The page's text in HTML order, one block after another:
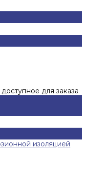
для заказа
изоляцией